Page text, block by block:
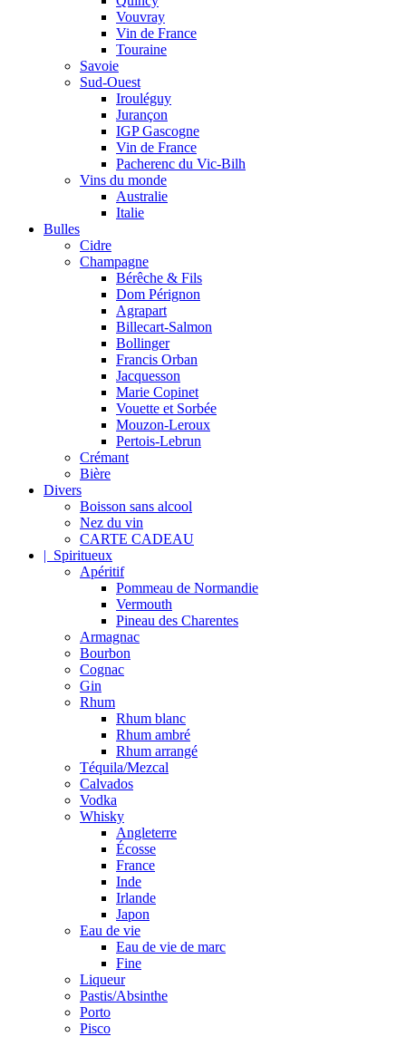
Vouvray
Vin de France
Touraine
Savoie
Sud-Ouest
Irouléguy
Jurançon
IGP Gascogne
Vin de France
Pacherenc du Vic-Bilh
Vins du monde
Australie
Italie
Bulles
Cidre
Champagne
Bérêche & Fils
Dom Pérignon
Agrapart
Billecart-Salmon
Bollinger
Francis Orban
Jacquesson
Marie Copinet
Vouette et Sorbée
Mouzon-Leroux
Pertois-Lebrun
Crémant
Bière
Divers
Boisson sans alcool
Nez du vin
CARTE CADEAU
| Spiritueux
Apéritif
Pommeau de Normandie
Vermouth
Pineau des Charentes
Armagnac
Bourbon
Cognac
Gin
Rhum
Rhum blanc
Rhum ambré
Rhum arrangé
Téquila/Mezcal
Calvados
Vodka
Whisky
Angleterre
Écosse
France
Inde
Irlande
Japon
Eau de vie
Eau de vie de marc
Fine
Liqueur
Pastis/Absinthe
Porto
Pisco